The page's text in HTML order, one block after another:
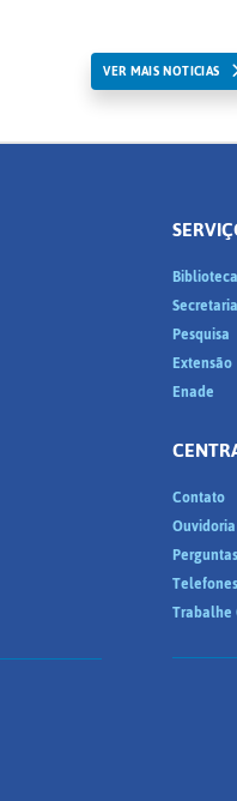
VER MAIS NOTICIAS
Biblioteca
Secretaria
Pesquisa
Extensão
Enade
Contato
Ouvidoria
Trabalhe